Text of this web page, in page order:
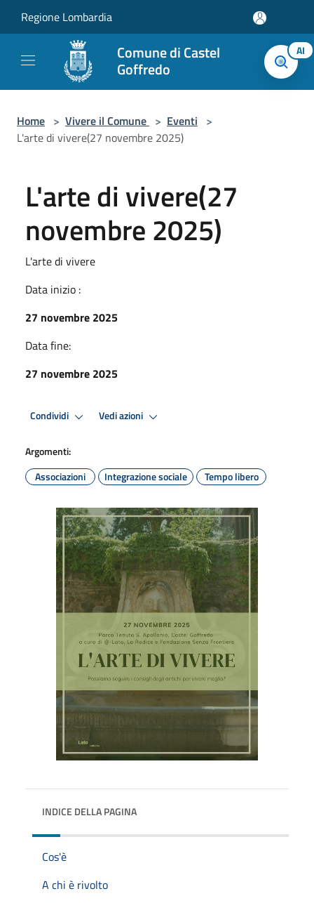
Regione Lombardia
Comune di Castel
Goffredo
AI
Home > Vivere il Comune > Eventi >
L'arte di vivere(27 novembre 2025)
L'arte di vivere(27
novembre 2025)
L'arte di vivere
Data inizio :
27 novembre 2025
Data fine:
27 novembre 2025
Condividi Vedi azioni
Argomenti:
Associazioni
Integrazione sociale Tempo libero
INDICE DELLA PAGINA
Cos'è
A chi è rivolto